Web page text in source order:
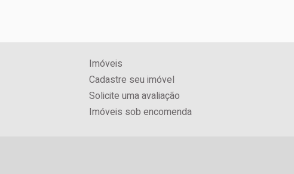
Imóveis
Cadastre seu imóvel
Solicite uma avaliação
Imóveis sob encomenda